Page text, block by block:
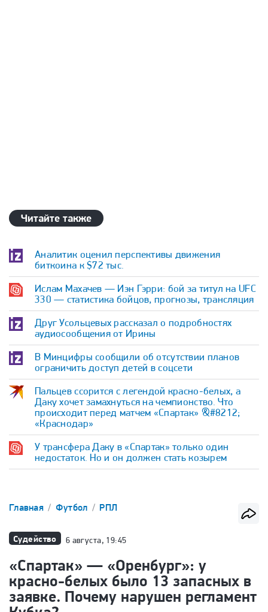
Читайте также
Аналитик оценил перспективы движения
биткоина к $72 тыс.
Ислам Махачев — Иэн Гэрри: бой за титул на UFC
330 — статистика бойцов, прогнозы, трансляция
Друг Усольцевых рассказал о подробностях
аудиосообщения от Ирины
В Минцифры сообщили об отсутствии планов
ограничить доступ детей в соцсети
Пальцев ссорится с легендой красно-белых, а
Даку хочет замахнуться на чемпионство. Что
происходит перед матчем «Спартак» &#8212;
«Краснодар»
У трансфера Даку в «Спартак» только один
недостаток. Но и он должен стать козырем
Главная Футбол РПЛ
Судейство 6 августа, 19:45
«Спартак» — «Оренбург»: у
красно-белых было 13 запасных в
заявке. Почему нарушен регламент